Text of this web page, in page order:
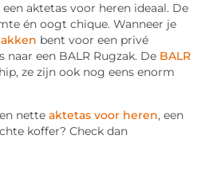
aktetas voor heren ideaal. De
én oogt chique. Wanneer je
bent voor een privé
naar een BALR Rugzak. De BALR
ze zijn ook nog eens enorm
nette aktetas voor heren, een
koffer? Check dan